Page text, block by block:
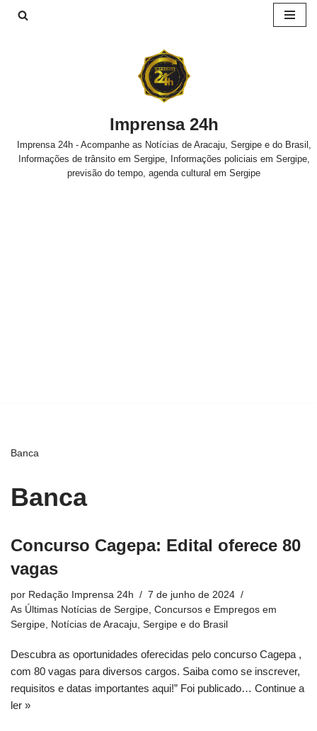
Imprensa 24h
Imprensa 24h - Acompanhe as Notícias de Aracaju, Sergipe e do Brasil,
Informações de trânsito em Sergipe, Informações policiais em Sergipe,
previsão do tempo, agenda cultural em Sergipe
Banca
Banca
Concurso Cagepa: Edital oferece 80
vagas
por Redação Imprensa 24h
7 de junho de 2024
As Últimas Notícias de Sergipe, Concursos e Empregos em
Sergipe, Notícias de Aracaju, Sergipe e do Brasil
Descubra as oportunidades oferecidas pelo concurso Cagepa ,
com 80 vagas para diversos cargos. Saiba como se inscrever,
requisitos e datas importantes aqui!” Foi publicado… Continue a
ler »